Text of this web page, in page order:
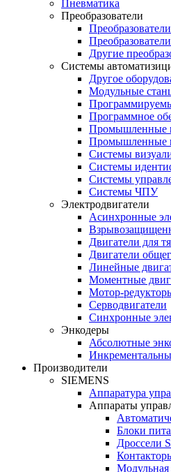
Пневматика
Преобразователи
Другие
Системы
Другое
Модульные
Программное
Промышленные
Промышленные
Системы
Системы
Системы
Системы ЧПУ
Электродвигатели
Асинхронные
Двигатели для
Двигатели
Линейные
Моментные
Мотор-
Серводвигатели
Синхронные
Энкодеры
Абсолютные
Производители
SIEMENS
Аппаратура
Аппараты
Блоки
Дроссели
Модульная